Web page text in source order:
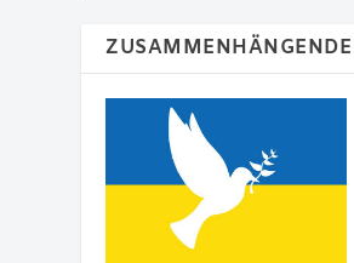
ZUSAMMENHÄNGENDE